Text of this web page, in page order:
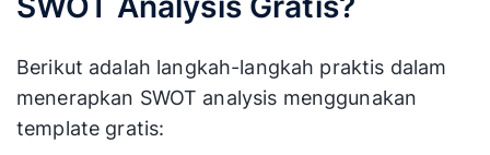
Berikut adalah langkah-langkah praktis dalam
menerapkan SWOT analysis menggunakan
template gratis: